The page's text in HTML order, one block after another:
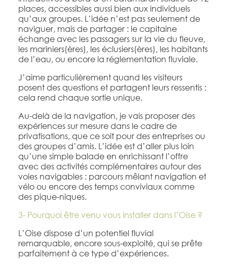
places, accessibles aussi bien aux individuels
qu’aux groupes. L’idée n’est pas seulement de
naviguer, mais de partager : le capitaine
échange avec les passagers sur la vie du fleuve,
les mariniers(ères), les éclusiers(ères), les habitants
de l’eau, ou encore la réglementation fluviale.
J’aime particulièrement quand les visiteurs
posent des questions et partagent leurs ressentis :
cela rend chaque sortie unique.
Au-delà de la navigation, je vais proposer des
expériences sur mesure dans le cadre de
privatisations, que ce soit pour des entreprises ou
des groupes d’amis. L’idée est d’aller plus loin
qu’une simple balade en enrichissant l’offre
avec des activités complémentaires autour des
voies navigables : parcours mêlant navigation et
vélo ou encore des temps conviviaux comme
des pique-niques.
3- Pourquoi être venu vous installer dans l’Oise ?
L’Oise dispose d’un potentiel fluvial
remarquable, encore sous-exploité, qui se prête
parfaitement à ce type d’expériences.